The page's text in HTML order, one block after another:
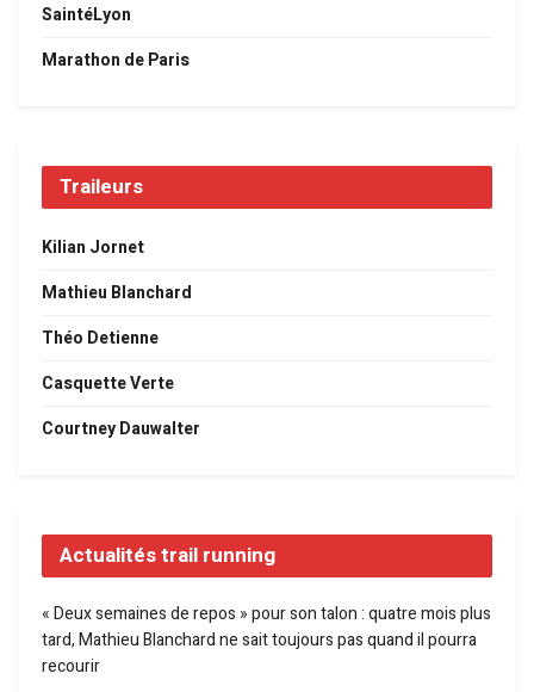
SaintéLyon
Marathon de Paris
Traileurs
Kilian Jornet
Mathieu Blanchard
Théo Detienne
Casquette Verte
Courtney Dauwalter
Actualités trail running
« Deux semaines de repos » pour son talon : quatre mois plus
tard, Mathieu Blanchard ne sait toujours pas quand il pourra
recourir